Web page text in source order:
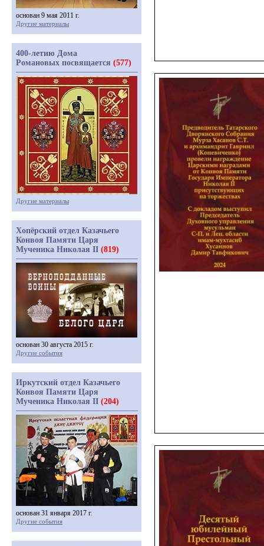
основан 9 мая 2011 г.
Другие материалы
400-летию Дома
Романовых посвящается (577)
Другие материалы
Хопёрский отдел Казачьего
Конвоя Памяти Царя
Мученика Николая II (819)
основан 30 августа 2015 г.
Другие события
Иркутский отдел Казачьего
Конвоя Памяти Царя
Мученика Николая II (204)
основан 31 января 2017 г.
Другие события